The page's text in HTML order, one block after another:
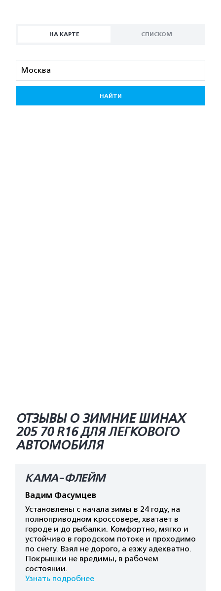
НА КАРТЕ СПИСКОМ
НАЙТИ
ОТЗЫВЫ О ЗИМНИЕ ШИНАХ
205 70 R16 ДЛЯ ЛЕГКОВОГО
АВТОМОБИЛЯ
КАМА-ФЛЕЙМ
Вадим Фасумцев
Установлены с начала зимы в 24 году, на
полноприводном кроссовере, хватает в
городе и до рыбалки. Комфортно, мягко и
устойчиво в городском потоке и проходимо
по снегу. Взял не дорого, а езжу адекватно.
Покрышки не вредимы, в рабочем
состоянии.
Узнать подробнее